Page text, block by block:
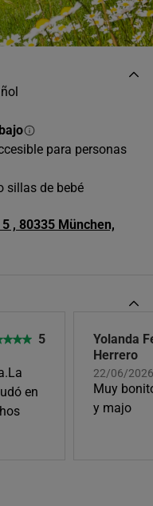
- +
2
9
para personas
sillas de bebé
, 80335 München,
5
en
Yolanda
Herrero
22/06/2026
Muy
y majo